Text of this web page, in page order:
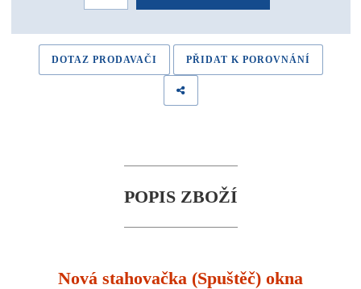
DOTAZ PRODAVAČI PŘIDAT K POROVNÁNÍ
POPIS ZBOŽÍ
Nová stahovačka (Spuštěč) okna